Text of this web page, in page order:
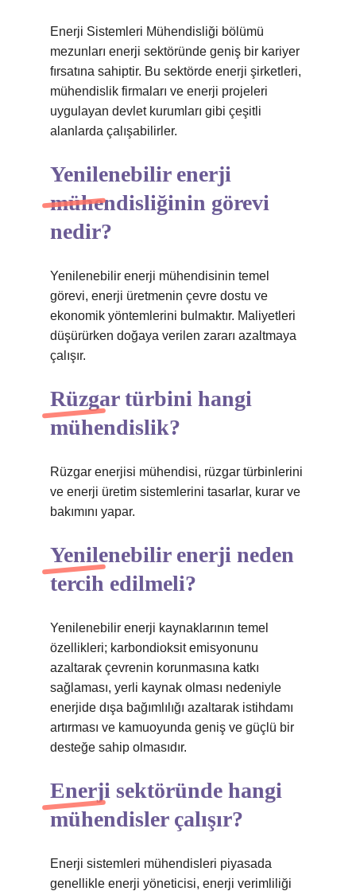
Enerji Sistemleri Mühendisliği bölümü
mezunları enerji sektöründe geniş bir kariyer
fırsatına sahiptir. Bu sektörde enerji şirketleri,
mühendislik firmaları ve enerji projeleri
uygulayan devlet kurumları gibi çeşitli
alanlarda çalışabilirler.
Yenilenebilir enerji
mühendisliğinin görevi
nedir?
Yenilenebilir enerji mühendisinin temel
görevi, enerji üretmenin çevre dostu ve
ekonomik yöntemlerini bulmaktır. Maliyetleri
düşürürken doğaya verilen zararı azaltmaya
çalışır.
Rüzgar türbini hangi
mühendislik?
Rüzgar enerjisi mühendisi, rüzgar türbinlerini
ve enerji üretim sistemlerini tasarlar, kurar ve
bakımını yapar.
Yenilenebilir enerji neden
tercih edilmeli?
Yenilenebilir enerji kaynaklarının temel
özellikleri; karbondioksit emisyonunu
azaltarak çevrenin korunmasına katkı
sağlaması, yerli kaynak olması nedeniyle
enerjide dışa bağımlılığı azaltarak istihdamı
artırması ve kamuoyunda geniş ve güçlü bir
desteğe sahip olmasıdır.
Enerji sektöründe hangi
mühendisler çalışır?
Enerji sistemleri mühendisleri piyasada
genellikle enerji yöneticisi, enerji verimliliği